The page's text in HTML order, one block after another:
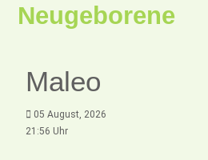
Neugeborene
Maleo
05 August, 2026
21:56 Uhr